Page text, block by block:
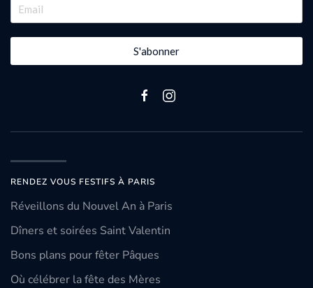
S'abonner
RENDEZ VOUS FESTIFS À PARIS
Réveillons du Nouvel An à Paris
Dîners et soirées Saint Valentin
Bons plans pour fêter Pâques
Où célébrer la fête des Mères